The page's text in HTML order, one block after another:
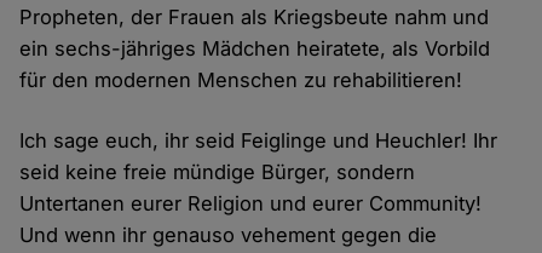
Propheten, der Frauen als Kriegsbeute nahm und
ein sechs-jähriges Mädchen heiratete, als Vorbild
für den modernen Menschen zu rehabilitieren!
Ich sage euch, ihr seid Feiglinge und Heuchler! Ihr
seid keine freie mündige Bürger, sondern
Untertanen eurer Religion und eurer Community!
Und wenn ihr genauso vehement gegen die